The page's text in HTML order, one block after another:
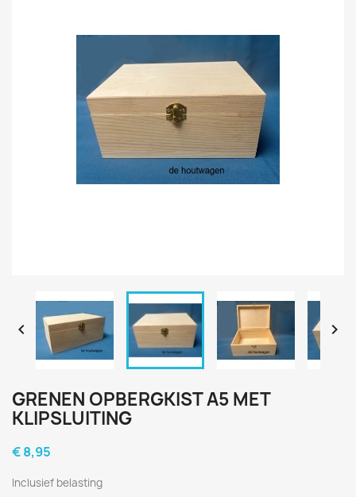
 
GRENEN OPBERGKIST A5 MET
KLIPSLUITING
€ 8,95
Inclusief belasting